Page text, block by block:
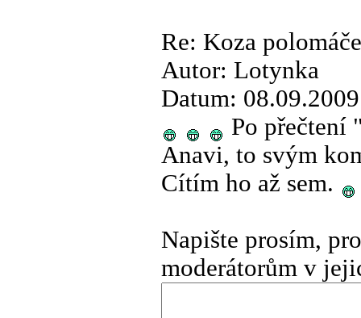
Re: Koza
Autor: Lotynka
Datum:
Po přečtení
Anavi, to svým
Cítím ho až sem.
Napište prosím,
moderátorům v